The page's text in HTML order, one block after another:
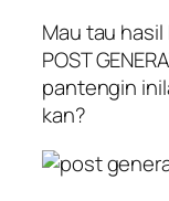
Mau tau
POST
pantengin
kan?